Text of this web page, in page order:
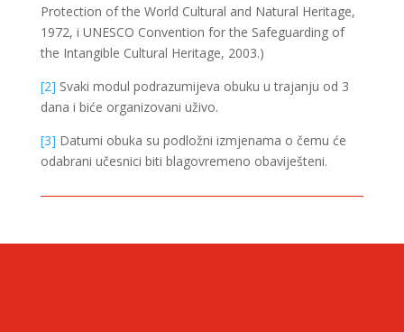
Protection of the World Cultural and Natural Heritage,
1972, i UNESCO Convention for the Safeguarding of
the Intangible Cultural Heritage, 2003.)
[2] Svaki modul podrazumijeva obuku u trajanju od 3
dana i biće organizovani uživo.
[3] Datumi obuka su podložni izmjenama o čemu će
odabrani učesnici biti blagovremeno obaviješteni.